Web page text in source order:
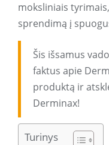
moksliniais
sprendimą į
Šis išsamus
faktus apie
produktą ir
Derminax!
Turinys